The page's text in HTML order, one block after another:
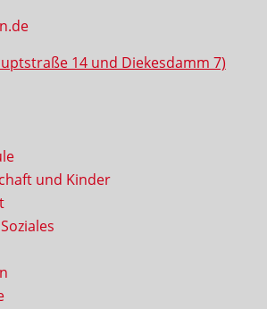
14 und Diekesdamm 7)
und Kinder